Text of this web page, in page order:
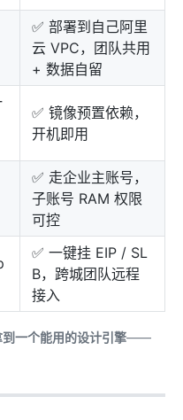
✅ 部署到自己阿里
云 VPC，团队共用
+ 数据自留
✅ 镜像预置依赖，
开机即用
✅ 走企业主账号，
子账号 RAM 权限
可控
✅ 一键挂 EIP / SL
B，跨城团队远程
接入
一个能用的设计引擎——